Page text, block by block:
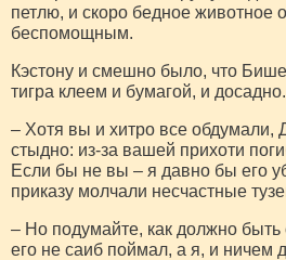
петлю, и скоро бедное животное
беспомощным.
Кэстону и смешно было, что
тигра клеем и бумагой, и досадно.
– Хотя вы и хитро все обдумали,
стыдно: из-за вашей прихоти
Если бы не вы – я давно бы его
приказу молчали несчастные
– Но подумайте, как должно быть
его не саиб поймал, а я, и ничем